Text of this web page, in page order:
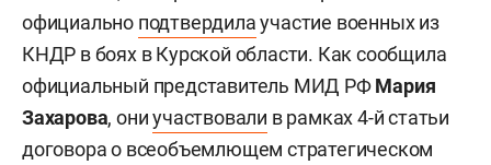
официально подтвердилаучастие военных из
КНДР в боях в Курской области. Как сообщила
официальный представитель МИД РФМария
Захарова, ониучаствовали в рамках 4-й статьи
договора о всеобъемлющем стратегическом